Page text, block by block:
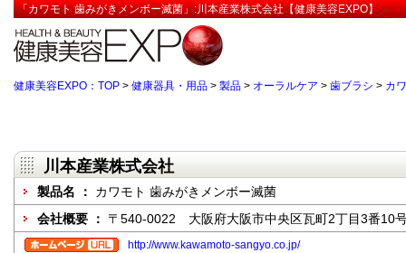
「カワモト 歯みがきメンボー滅菌」:川本産業株式会社【健康美容EXPO】
健康美容EXPO：TOP > 健康器具・用品 > 製品 > オーラルケア > 歯ブラシ > カ
川本産業株式会社
製品名 ： カワモト 歯みがきメンボー滅菌
会社概要 ： 〒540-0022 大阪府大阪市中央区瓦町2丁目3番10
http://www.kawamoto-sangyo.co.jp/